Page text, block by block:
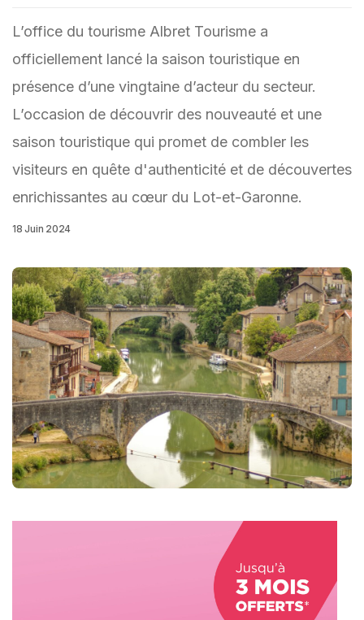
L’office du tourisme Albret Tourisme a
officiellement lancé la saison touristique en
présence d’une vingtaine d’acteur du secteur.
L’occasion de découvrir des nouveauté et une
saison touristique qui promet de combler les
visiteurs en quête d'authenticité et de découvertes
enrichissantes au cœur du Lot-et-Garonne.
18 Juin 2024